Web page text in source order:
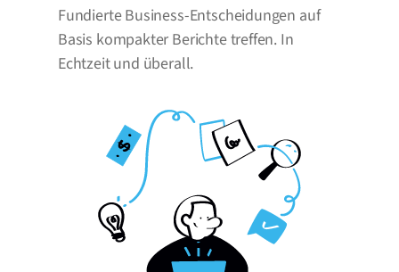
Fundierte Business-Entscheidungen auf
Basis kompakter Berichte treffen. In
Echtzeit und überall.